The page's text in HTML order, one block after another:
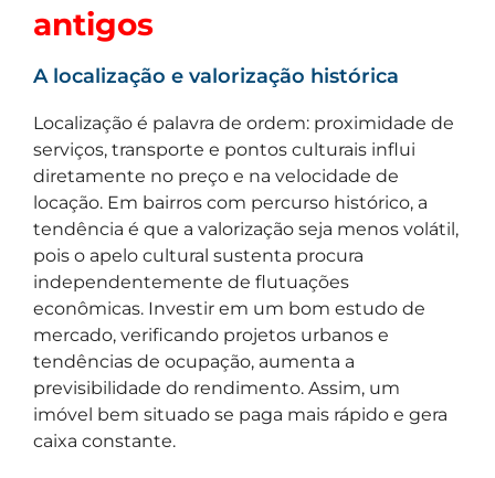
antigos
A localização e valorização histórica
Localização é palavra de ordem: proximidade de
serviços, transporte e pontos culturais influi
diretamente no preço e na velocidade de
locação. Em bairros com percurso histórico, a
tendência é que a valorização seja menos volátil,
pois o apelo cultural sustenta procura
independentemente de flutuações
econômicas. Investir em um bom estudo de
mercado, verificando projetos urbanos e
tendências de ocupação, aumenta a
previsibilidade do rendimento. Assim, um
imóvel bem situado se paga mais rápido e gera
caixa constante.